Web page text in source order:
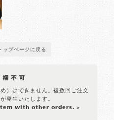
トップページに戻る
）はできません。複数回ご注文
発生いたします。
with other orders. >